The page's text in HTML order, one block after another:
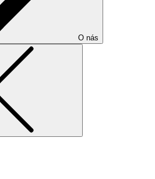
O nás